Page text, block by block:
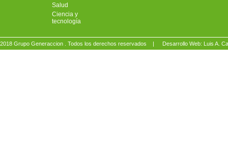
Salud
Ciencia y
tecnología
2018 Grupo Generaccion . Todos los derechos reservados | Desarrollo Web: Luis